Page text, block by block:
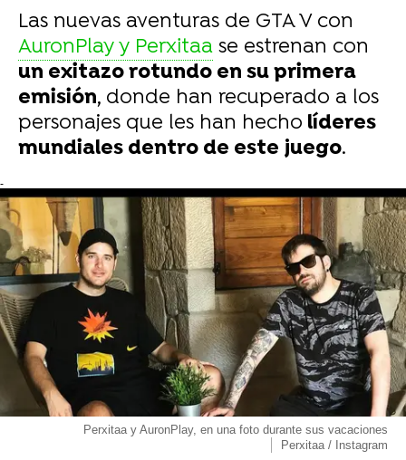
Las nuevas aventuras de GTA V con
AuronPlay y Perxitaa se estrenan con
un exitazo rotundo en su primera
emisión, donde han recuperado a los
personajes que les han hecho líderes
mundiales dentro de este juego.
-
Perxitaa y AuronPlay, en una foto durante sus vacaciones
Perxitaa / Instagram